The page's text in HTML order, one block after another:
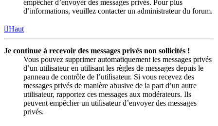
empêcher d’envoyer des messages privés. Pour plus
d’informations, veuillez contacter un administrateur du forum.
Haut
Je continue à recevoir des messages privés non sollicités !
Vous pouvez supprimer automatiquement les messages privés
d’un utilisateur en utilisant les règles de messages depuis le
panneau de contrôle de l’utilisateur. Si vous recevez des
messages privés de manière abusive de la part d’un autre
utilisateur, rapportez ces messages aux modérateurs. Ils
peuvent empêcher un utilisateur d’envoyer des messages
privés.